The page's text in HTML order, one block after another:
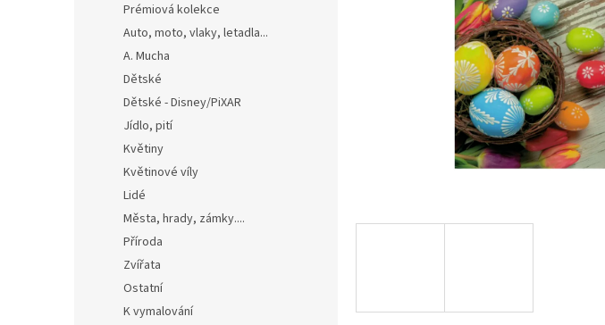
Prémiová kolekce
Auto, moto, vlaky, letadla...
A. Mucha
Dětské
Dětské - Disney/PiXAR
Jídlo, pití
Květiny
Květinové víly
Lidé
Města, hrady, zámky....
Příroda
Zvířata
Ostatní
K vymalování